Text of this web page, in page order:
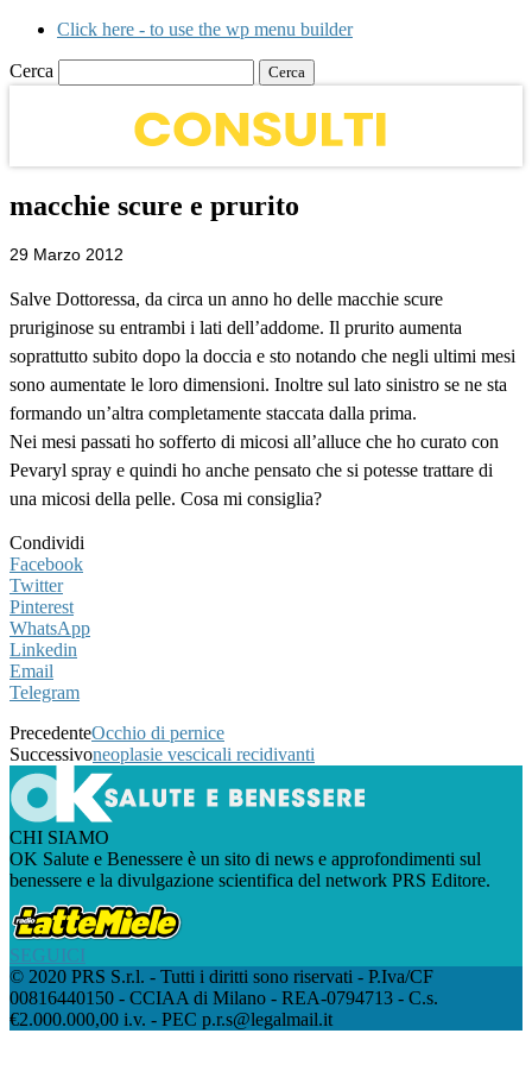
Click here - to use the wp menu builder
Cerca
macchie scure e prurito
29 Marzo 2012
Salve Dottoressa, da circa un anno ho delle macchie scure
pruriginose su entrambi i lati dell’addome. Il prurito aumenta
soprattutto subito dopo la doccia e sto notando che negli ultimi mesi
sono aumentate le loro dimensioni. Inoltre sul lato sinistro se ne sta
formando un’altra completamente staccata dalla prima.
Nei mesi passati ho sofferto di micosi all’alluce che ho curato con
Pevaryl spray e quindi ho anche pensato che si potesse trattare di
una micosi della pelle. Cosa mi consiglia?
Condividi
Facebook
Twitter
Pinterest
WhatsApp
Linkedin
Email
Telegram
PrecedenteOcchio di pernice
Successivoneoplasie vescicali recidivanti
CHI SIAMO
OK Salute e Benessere è un sito di news e approfondimenti sul
benessere e la divulgazione scientifica del network PRS Editore.
SEGUICI
© 2020 PRS S.r.l. - Tutti i diritti sono riservati - P.Iva/CF
00816440150 - CCIAA di Milano - REA-0794713 - C.s.
€2.000.000,00 i.v. - PEC p.r.s@legalmail.it